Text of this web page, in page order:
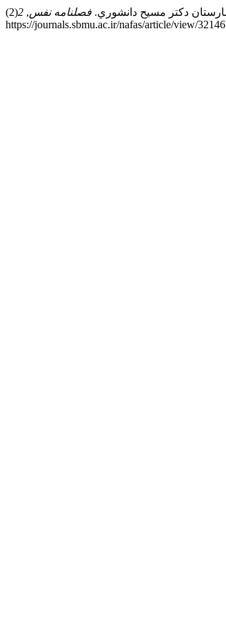
فصلنامه نفس,
2
(2). Retrieved از
https://journals.sbmu.ac.ir/nafas/article/view/32146